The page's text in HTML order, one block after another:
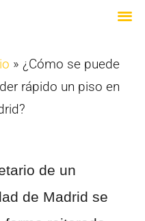
»¿Cómo se puede
rápido un piso en
de un
de Madrid se